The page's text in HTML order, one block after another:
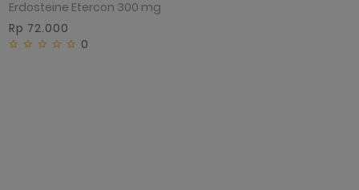
Erdosteine Etercon 300 mg
Rp 72.000
0